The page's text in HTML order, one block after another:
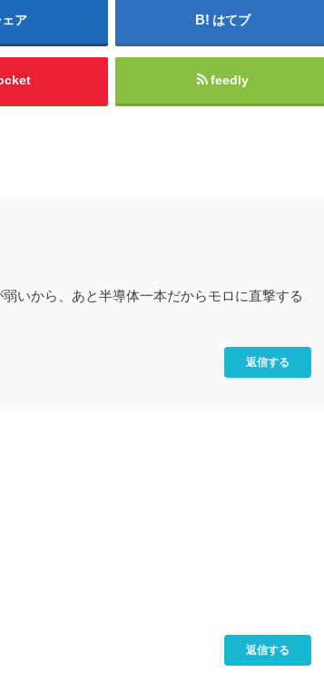
ェア はてブ
feedly
いから、あと半導体一本だからモロに直撃する
返信する
返信する